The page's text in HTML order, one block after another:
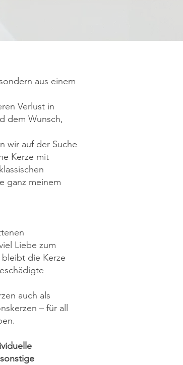
aus einem
Verlust in
dem Wunsch,
wir auf der Suche
Kerze mit
ganz meinem
Liebe zum
die Kerze
auch als
– für all